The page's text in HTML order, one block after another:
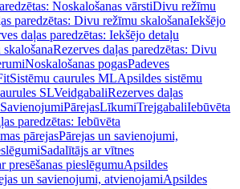
Noskalošanas vārstiDivu režīmu
paredzētas: Divu režīmu skalošanaIekšējo
daļas paredzētas: Iekšējo detaļu
Rezerves daļas paredzētas: Divu
Noskalošanas pogasPadeves
Sistēmu caurules MLApsildes sistēmu
SLVeidgabaliRezerves daļas
SavienojumiPārejasLīkumiTrejgabaliIebūvēta
paredzētas: Iebūvēta
pārejasPārejas un savienojumi,
Sadalītājs ar vītnes
presēšanas pieslēgumuApsildes
un savienojumi, atvienojamiApsildes